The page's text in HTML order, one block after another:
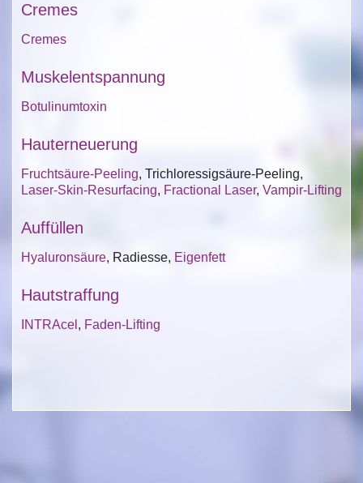
Cremes
Cremes
Muskelentspannung
Botulinumtoxin
Hauterneuerung
Fruchtsäure-Peeling, Trichloressigsäure-Peeling,
Laser-Skin-Resurfacing, Fractional Laser, Vampir-Lifting
Auffüllen
Hyaluronsäure, Radiesse, Eigenfett
Hautstraffung
INTRAcel , Faden-Lifting